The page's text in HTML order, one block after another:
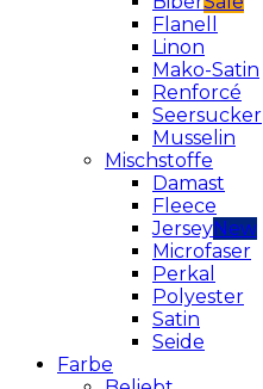
Flanell
Linon
Mako-Satin
Renforcé
Seersucker
Musselin
Mischstoffe
Damast
Fleece
Jersey
Microfaser
Perkal
Polyester
Satin
Seide
Farbe